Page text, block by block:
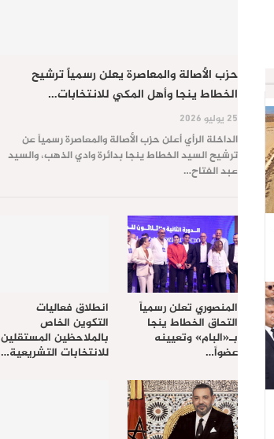
حزب الأصالة والمعاصرة يعلن رسمياً ترشيح
الخطاط ينجا وأهل المكي للانتخابات…
25 يوليو 2026
الداخلة الرأي أعلن حزب الأصالة والمعاصرة رسمياً عن
ترشيح السيد الخطاط ينجا بدائرة وادي الذهب، والسيد
عبد الفتاح…
المنصوري تعلن رسمياً
التحاق الخطاط ينجا
بـ«البام» وتعيينه
عضواً…
انطلاق فعاليات
التكوين الخاص
بالملاحظين المستقلين
للانتخابات التشريعية…